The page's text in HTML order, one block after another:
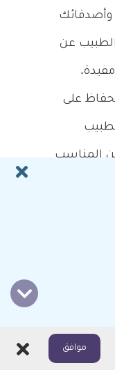
وأصدقائك
عن
على
المناسب
لموعدك:
موافق اغلاق